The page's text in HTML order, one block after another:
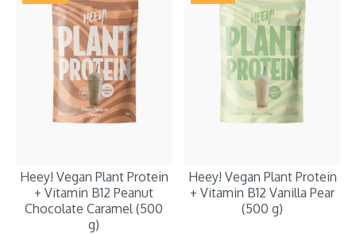
Heey! Vegan Plant Protein
+ Vitamin B12 Peanut
Chocolate Caramel (500
g)
Heey! Vegan Plant Protein
+ Vitamin B12 Vanilla Pear
(500 g)